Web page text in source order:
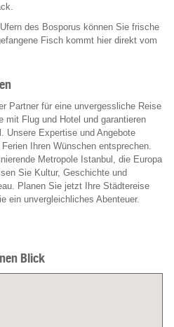
des Bosporus können Sie frische
Fisch kommt hier direkt vom
Partner für eine unvergessliche Reise
mit Flug und Hotel und garantieren
Unsere Expertise und Angebote
Ihren Wünschen entsprechen.
Metropole Istanbul, die Europa
Sie Kultur, Geschichte und
Planen Sie jetzt Ihre Städtereise
ein unvergleichliches Abenteuer.
Blick